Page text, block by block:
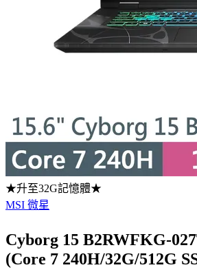
★升至32G記憶體★
MSI 微星
Cyborg 15 B2RWFKG-
(Core 7 240H/32G/512G